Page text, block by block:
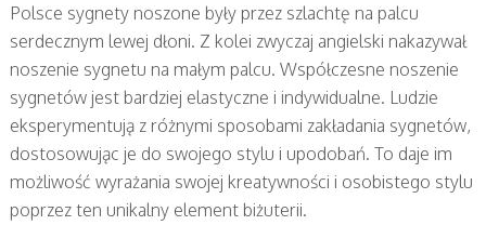
Polsce sygnety noszone były przez szlachtę na palcu
serdecznym lewej dłoni. Z kolei zwyczaj angielski nakazywał
noszenie sygnetu na małym palcu. Współczesne noszenie
sygnetów jest bardziej elastyczne i indywidualne. Ludzie
eksperymentują z różnymi sposobami zakładania sygnetów,
dostosowując je do swojego stylu i upodobań. To daje im
możliwość wyrażania swojej kreatywności i osobistego stylu
poprzez ten unikalny element biżuterii.